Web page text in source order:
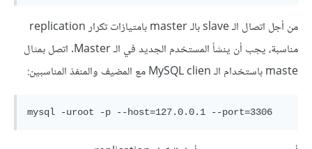
من أجل اتصال الـ slave بالـ master بامتيازات تكرار replication
مناسبة، يجب أن ينشأ المستخدم الجديد في الـ Master. اتصل بمثال
maste باستخدام الـ MySQL clien مع المضيف والمنفذ المناسبين:
mysql -uroot -p --host=127.0.0.1 --port=3306